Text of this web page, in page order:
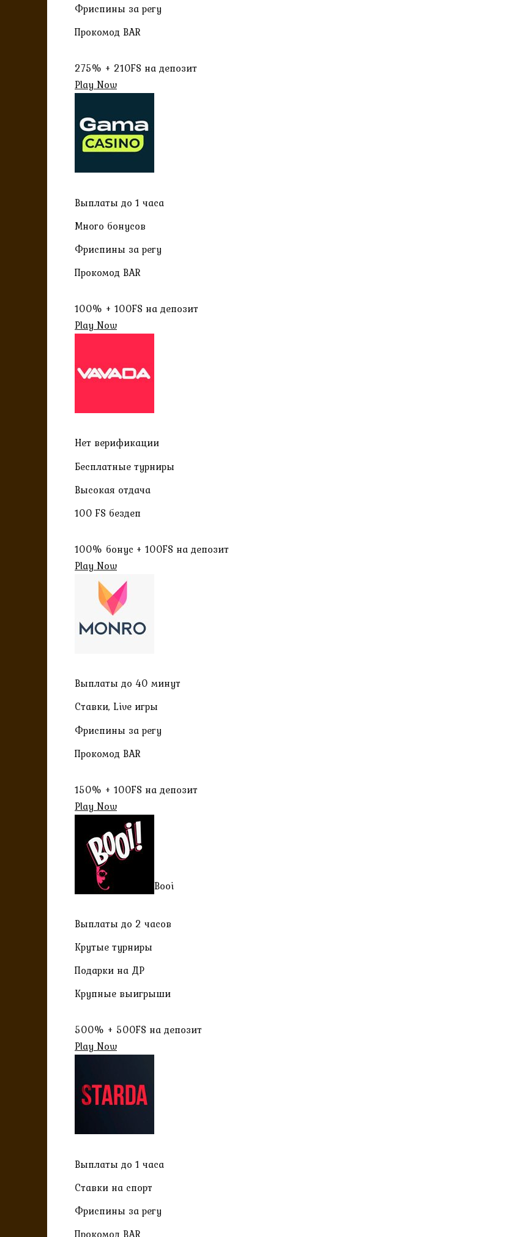
Фриспины за регу
Прокомод BAR
275% + 210FS на депозит
Play Now
Выплаты до 1 часа
Много бонусов
Фриспины за регу
Прокомод BAR
100% + 100FS на депозит
Play Now
Нет верификации
Бесплатные турниры
Высокая отдача
100 FS бездеп
100% бонус + 100FS на депозит
Play Now
Выплаты до 40 минут
Ставки, Live игры
Фриспины за регу
Прокомод BAR
150% + 100FS на депозит
Play Now
Booi
Выплаты до 2 часов
Крутые турниры
Подарки на ДР
Крупные выигрыши
500% + 500FS на депозит
Play Now
Выплаты до 1 часа
Ставки на спорт
Фриспины за регу